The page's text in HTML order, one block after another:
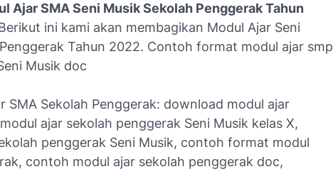
Ajar SMA Seni Musik Sekolah Penggerak Tahun
ini kami akan membagikan Modul Ajar Seni
Tahun 2022. Contoh format modul ajar smp
Musik doc
SMA Sekolah Penggerak: download modul ajar
ajar sekolah penggerak Seni Musik kelas X,
penggerak Seni Musik, contoh format modul
contoh modul ajar sekolah penggerak doc,